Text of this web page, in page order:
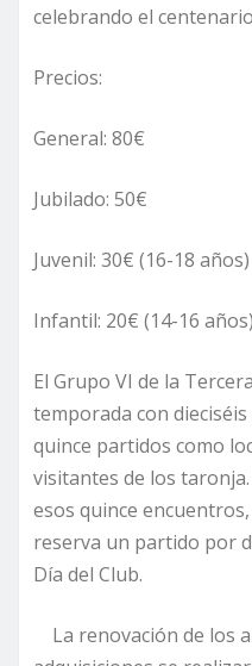
celebrando el
Precios:
General: 80€
Jubilado: 50€
Juvenil: 30€ (16-18 años)
Infantil: 20€ (14-16 años)
El Grupo VI de la
temporada con
quince partidos como
visitantes de los
esos quince
reserva un partido por
Día del Club.
La renovación de los